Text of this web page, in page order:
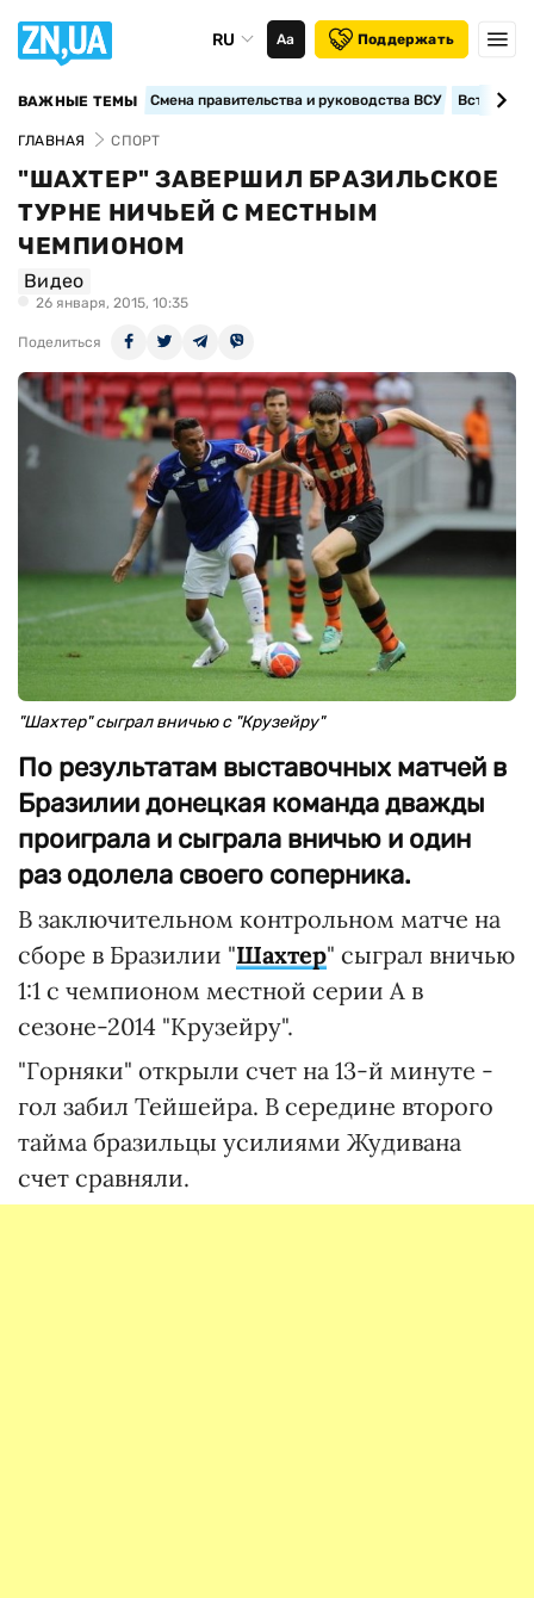
RU Аа Поддержать
ВАЖНЫЕ ТЕМЫ Смена правительства и руководства ВСУ
ГЛАВНАЯ СПОРТ
"ШАХТЕР" ЗАВЕРШИЛ БРАЗИЛЬСКОЕ
ТУРНЕ НИЧЬЕЙ С МЕСТНЫМ
ЧЕМПИОНОМ
Видео
26 января, 2015, 10:35
Поделиться
"Шахтер" сыграл вничью с "Крузейру"
По результатам выставочных матчей в
Бразилии донецкая команда дважды
проиграла и сыграла вничью и один
раз одолела своего соперника.
В заключительном контрольном матче на
сборе в Бразилии "Шахтер" сыграл вничью
1:1 с чемпионом местной серии А в
сезоне-2014 "Крузейру".
"Горняки" открыли счет на 13-й минуте -
гол забил Тейшейра. В середине второго
тайма бразильцы усилиями Жудивана
счет сравняли.